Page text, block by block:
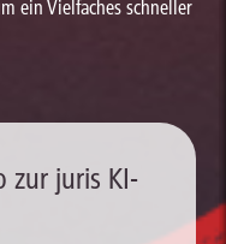
ein Vielfaches schneller
zur juris KI-